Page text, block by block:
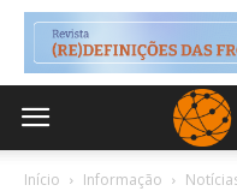
Início Informação